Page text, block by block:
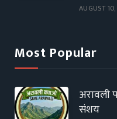
AUGUST
Most Popular
अरावली
संशय